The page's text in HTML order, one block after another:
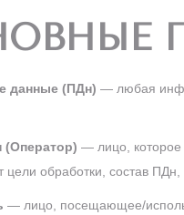
данные (ПДн) — любая
(Оператор) — лицо, которое
цели обработки, состав
— лицо, посещающее/